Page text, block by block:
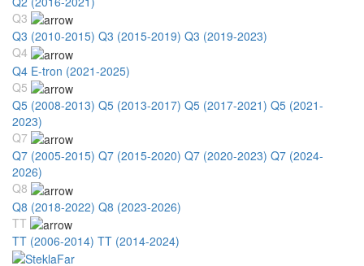
Q3
Q3 (2010-2015) Q3 (2015-2019) Q3 (2019-2023)
Q4
Q4 E-tron (2021-2025)
Q5
Q5 (2008-2013) Q5 (2013-2017) Q5 (2017-2021) Q5 (2021-
2023)
Q7
Q7 (2005-2015) Q7 (2015-2020) Q7 (2020-2023) Q7 (2024-
2026)
Q8
Q8 (2018-2022) Q8 (2023-2026)
TT
TT (2006-2014) TT (2014-2024)